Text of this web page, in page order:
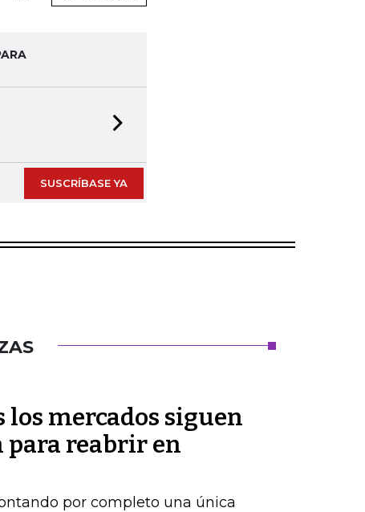
SUSCRÍBASE YA
los mercados siguen
para reabrir en
por completo una única